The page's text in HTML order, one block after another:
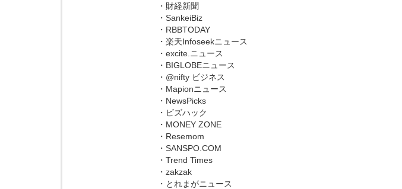
・財経新聞
・SankeiBiz
・RBBTODAY
・楽天Infoseekニュース
・excite.ニュース
・BIGLOBEニュース
・@nifty ビジネス
・Mapionニュース
・NewsPicks
・ビズハック
・MONEY ZONE
・Resemom
・SANSPO.COM
・Trend Times
・zakzak
・とれまがニュース